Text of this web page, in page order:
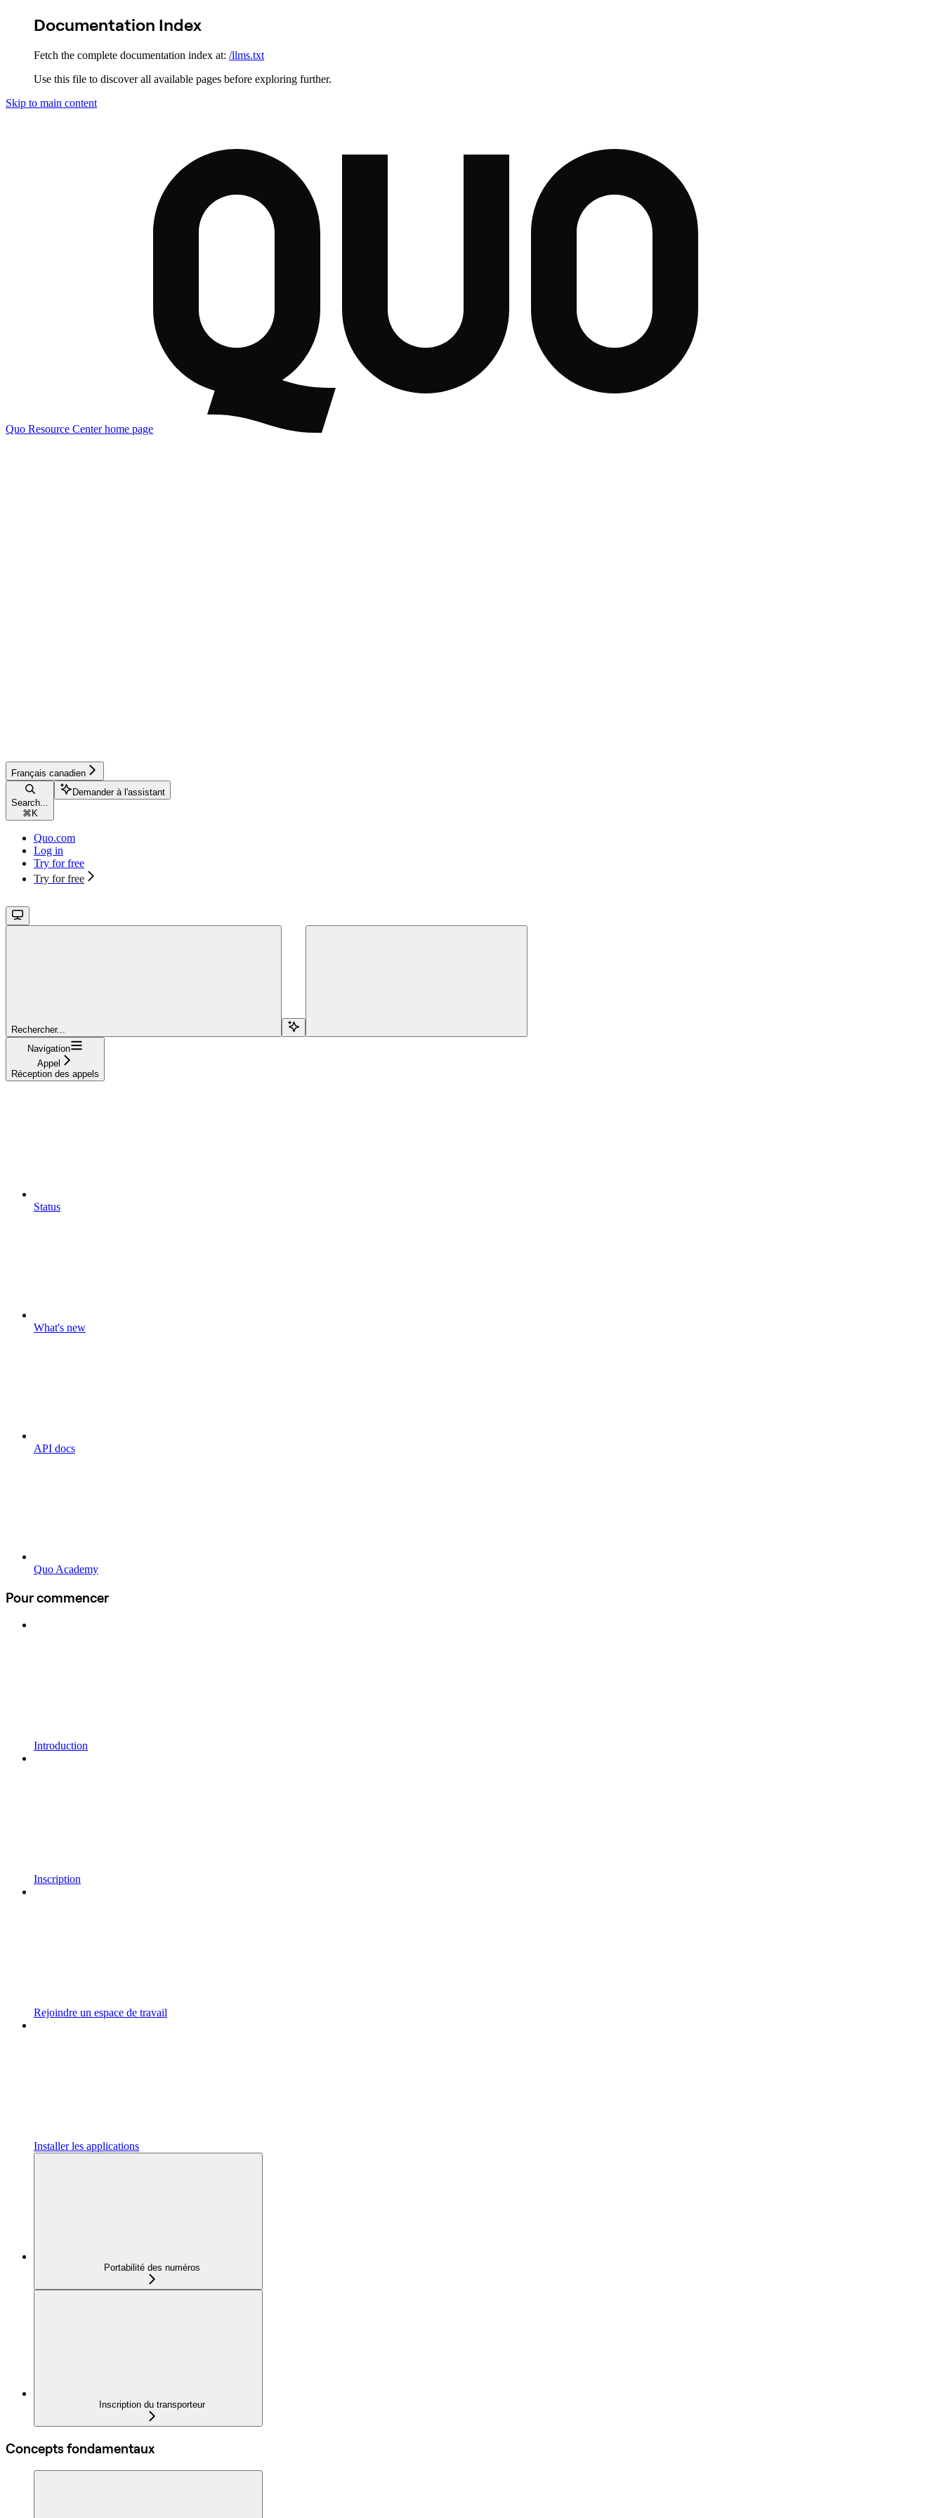
Documentation Index
Fetch the complete documentation index at: /llms.txt
Use this file to discover all available pages before exploring further.
Skip to main content
Quo Resource Centerhome page
Français canadien
Search...
⌘ K
Demander à l'assistant
Quo.com
Log in
Try for free
Try for free
Rechercher...
Navigation
Appel
Réception des appels
Status
What's new
API docs
Quo Academy
Pour commencer
Introduction
Inscription
Rejoindre un espace de travail
Installer les applications
Portabilité des numéros
Inscription du transporteur
Concepts fondamentaux